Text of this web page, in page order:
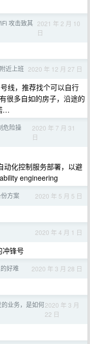
攻击致其 2021 年 2 月 10
日
近上班 2020 年 12 月 27 日
线，推荐找个可以自行
很多自如的房子，沿途的
…
危险操
2020 年 7 月 31
日
动化控制服务部署，以避
engineering
方案 2020 年 5 月 5 日
2020 年 4 月 1 日
冲锋号
好难 2020 年 3 月 28 日
的业务，是如何2020 年 3 月
22 日